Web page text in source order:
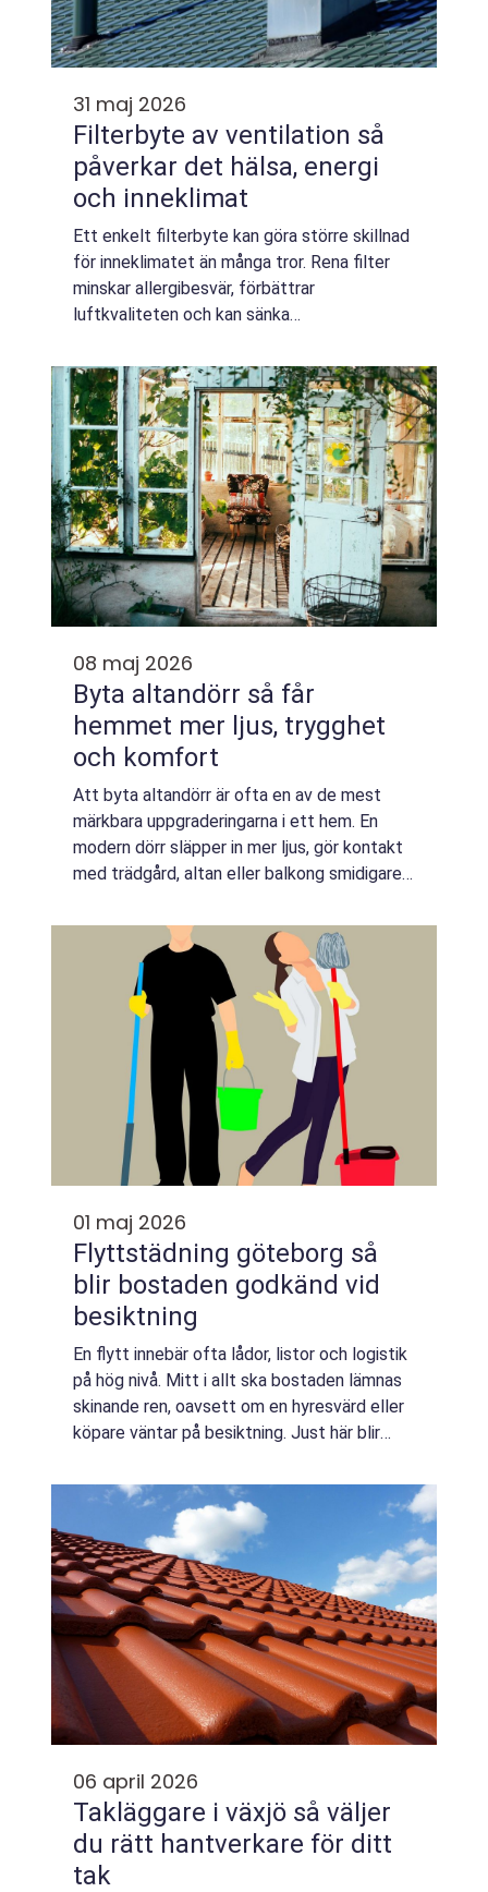
31 maj 2026
Filterbyte av ventilation så
påverkar det hälsa, energi
och inneklimat
Ett enkelt filterbyte kan göra större skillnad
för inneklimatet än många tror. Rena filter
minskar allergibesvär, förbättrar
luftkvaliteten och kan sänka
filterservicen ofta bort tills problemen blir
tydliga: trötth...
08 maj 2026
Byta altandörr så får
hemmet mer ljus, trygghet
och komfort
Att byta altandörr är ofta en av de mest
märkbara uppgraderingarna i ett hem. En
modern dörr släpper in mer ljus, gör kontakt
med trädgård, altan eller balkong smidigare
Samtidigt påverkas både säkerhet, inomhu...
01 maj 2026
Flyttstädning göteborg så
blir bostaden godkänd vid
besiktning
En flytt innebär ofta lådor, listor och logistik
på hög nivå. Mitt i allt ska bostaden lämnas
skinande ren, oavsett om en hyresvärd eller
köpare väntar på besiktning. Just här blir
en lugn och smidig flytt. ...
06 april 2026
Takläggare i växjö så väljer
du rätt hantverkare för ditt
tak